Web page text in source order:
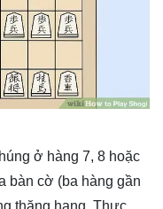
ở hàng 7, 8 hoặc
bàn cờ (ba hàng gần
thăng hạng. Thực